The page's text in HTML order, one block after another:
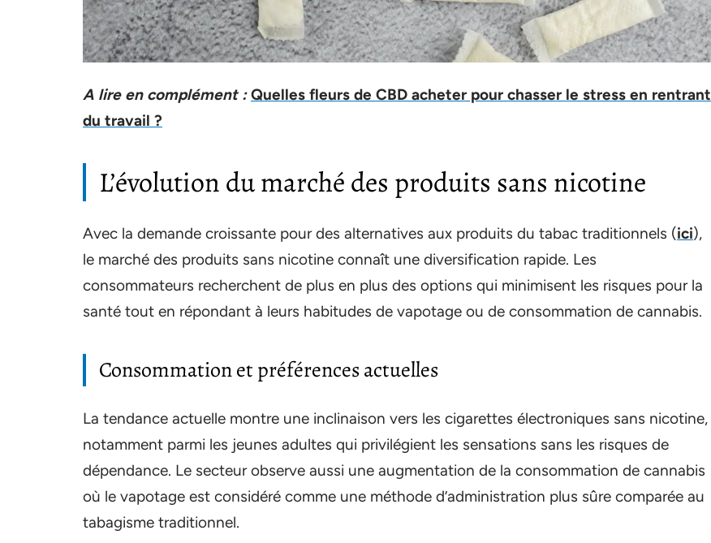
A lire en complément : Quelles fleurs de CBD acheter pour chasser le stress en rentrant
du travail ?
L’évolution du marché des produits sans nicotine
Avec la demande croissante pour des alternatives aux produits du tabac traditionnels (ici),
le marché des produits sans nicotine connaît une diversification rapide. Les
consommateurs recherchent de plus en plus des options qui minimisent les risques pour la
santé tout en répondant à leurs habitudes de vapotage ou de consommation de cannabis.
Consommation et préférences actuelles
La tendance actuelle montre une inclinaison vers les cigarettes électroniques sans nicotine,
notamment parmi les jeunes adultes qui privilégient les sensations sans les risques de
dépendance. Le secteur observe aussi une augmentation de la consommation de cannabis
où le vapotage est considéré comme une méthode d’administration plus sûre comparée au
tabagisme traditionnel.